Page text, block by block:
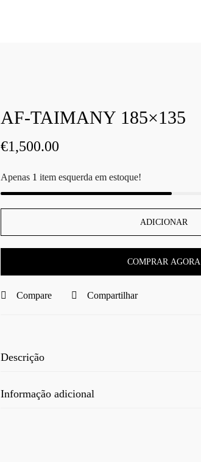
AF-TAIMANY 185×135
€1,500.00
Apenas 1 item esquerda em estoque!
ADICIONAR
COMPRAR AGORA
Compare Compartilhar
Descrição
Informação adicional